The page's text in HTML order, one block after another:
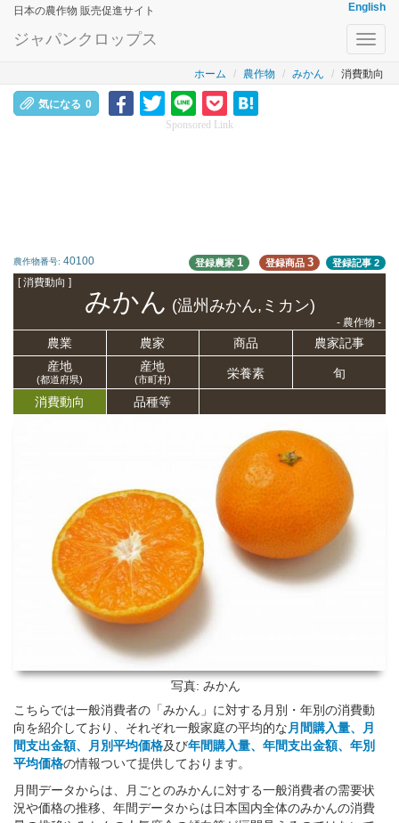
日本の農作物 販売促進サイト English
ジャパンクロップス
ホーム 農作物 みかん 消費動向
気になる 0
Sponsored Link
農作物番号: 40100 登録農家 1 登録商品 3 登録記事 2
[ 消費動向 ]
みかん (温州みかん,ミカン)
- 農作物 -
農業 農家 商品
農家記事
産地
(都道府県)
産地
(市町村) 栄養素 旬
消費動向 品種等
写真: みかん
こちらでは一般消費者の「みかん」に対する月別・年別の消費動
向を紹介しており、それぞれ一般家庭の平均的な月間購入量、月
間支出金額、月別平均価格及び年間購入量、年間支出金額、年別
平均価格の情報ついて提供しております。
月間データからは、月ごとのみかんに対する一般消費者の需要状
況や価格の推移、年間データからは日本国内全体のみかんの消費